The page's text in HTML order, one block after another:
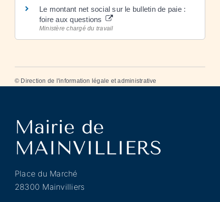
Le montant net social sur le bulletin de paie :
foire aux questions
Ministère chargé du travail
© Direction de l'information légale et administrative
Place du Marché
28300 Mainvilliers